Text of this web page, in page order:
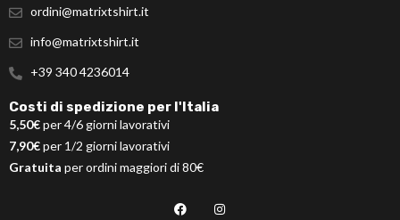
ordini@matrixtshirt.it
info@matrixtshirt.it
+39 340 4236014
Costi di spedizione per l'Italia
5,50€per 4/6 giorni lavorativi
7,90€per 1/2 giorni lavorativi
Gratuita per ordini maggiori di 80€